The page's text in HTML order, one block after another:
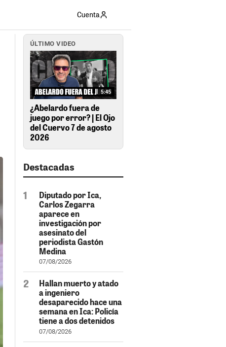
Cuenta
ÚLTIMO VIDEO
5:45
¿Abelardo fuera de
juego por error? | El Ojo
del Cuervo 7 de agosto
2026
Destacadas
Diputado por Ica,
Carlos Zegarra
aparece en
investigación por
asesinato del
periodista Gastón
Medina
07/08/2026
Hallan muerto y atado
a ingeniero
desaparecido hace una
semana en Ica: Policía
tiene a dos detenidos
07/08/2026